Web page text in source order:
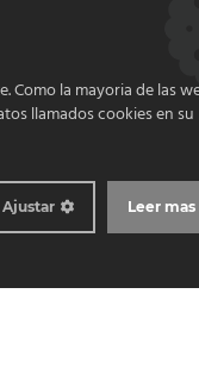
Agroalimentaria
Zaragoza,
la mayoria de las
llamados cookies en su
Leer mas
Ajustar